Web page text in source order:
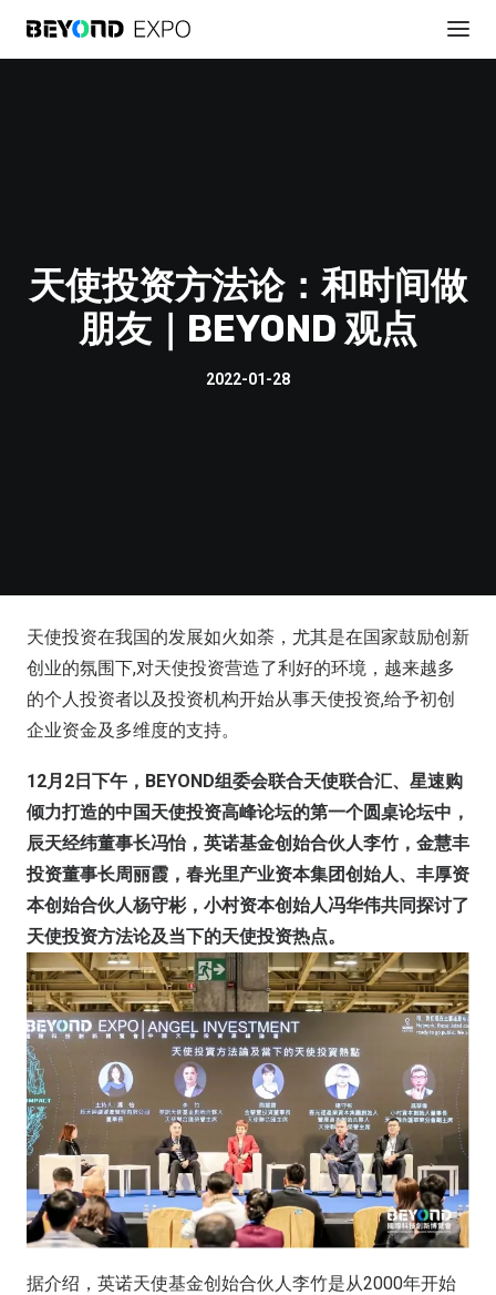
註冊參會
天使投资方法论：和时间做
朋友｜BEYOND 观点
2022-01-28
天使投资在我国的发展如火如荼，尤其是在国家鼓励创新
创业的氛围下,对天使投资营造了利好的环境，越来越多
的个人投资者以及投资机构开始从事天使投资,给予初创
企业资金及多维度的支持。
12月2日下午，BEYOND组委会联合天使联合汇、星速购
倾力打造的中国天使投资高峰论坛的第一个圆桌论坛中，
辰天经纬董事长冯怡，英诺基金创始合伙人李竹，金慧丰
投资董事长周丽霞，春光里产业资本集团创始人、丰厚资
本创始合伙人杨守彬，小村资本创始人冯华伟共同探讨了
天使投资方法论及当下的天使投资热点。
据介绍，英诺天使基金创始合伙人李竹是从2000年开始